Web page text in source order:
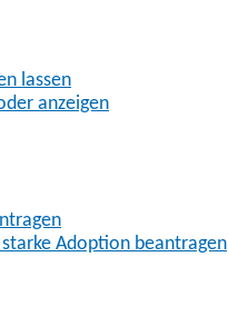
lassen
anzeigen
Adoption beantragen